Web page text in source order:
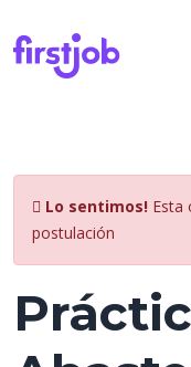
Lo sentimos! Esta
postulación